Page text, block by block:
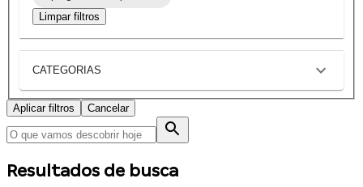
Limpar filtros
CATEGORIAS
Aplicar filtros Cancelar
Resultados de busca